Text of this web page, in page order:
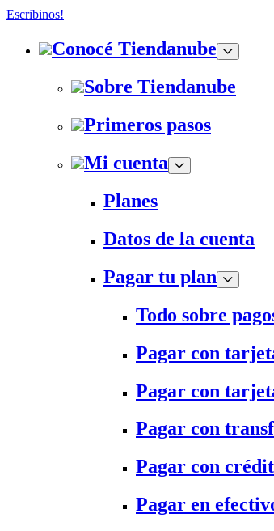
Escribinos!
Conocé Tiendanube
Sobre Tiendanube
Primeros pasos
Mi cuenta
Planes
Datos de la cuenta
Pagar tu plan
Todo sobre
Pagar con
Pagar con
Pagar con
Pagar con
Pagar en